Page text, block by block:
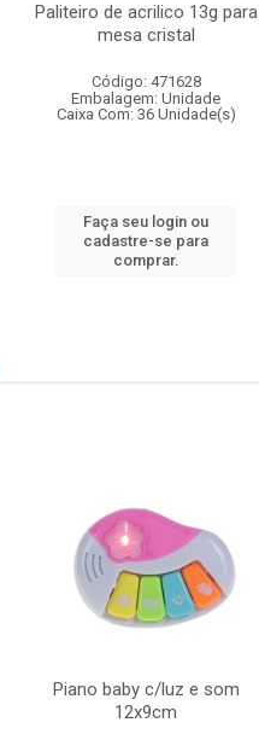
Paliteiro de acrilico 13g para
mesa cristal
Código: 471628
Embalagem: Unidade
Caixa Com: 36 Unidade(s)
Faça seu login ou
cadastre-se para
comprar.
Piano baby c/luz e som
12x9cm